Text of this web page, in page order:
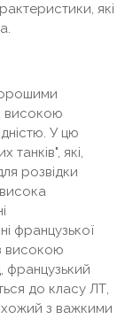
які
високою
У цю
танків", які,
розвідки
французької
високою
французький
до класу ЛТ,
з важкими